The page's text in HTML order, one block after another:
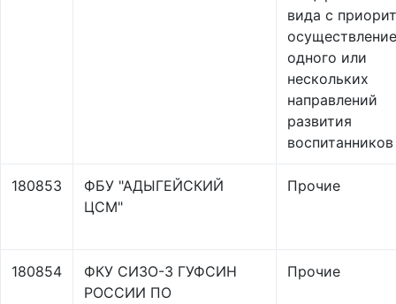
вида с
одного или
нескольких
направлений
развития
воспитанников
180853
ФБУ "АДЫГЕЙСКИЙ
ЦСМ"
Прочие
180854
ФКУ СИЗО-3 ГУФСИН
РОССИИ ПО
Прочие